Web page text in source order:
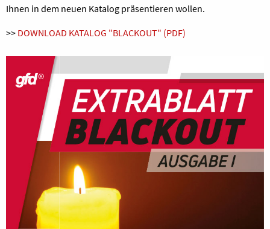
Ihnen in dem neuen Katalog präsentieren wollen.
>> DOWNLOAD KATALOG "BLACKOUT" (PDF)